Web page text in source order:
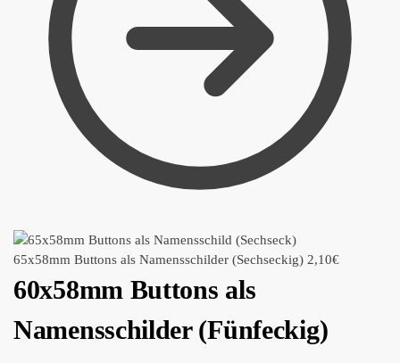
65x58mm Buttons als Namensschilder (Sechseckig) 2,10€
60x58mm Buttons als
Namensschilder (Fünfeckig)